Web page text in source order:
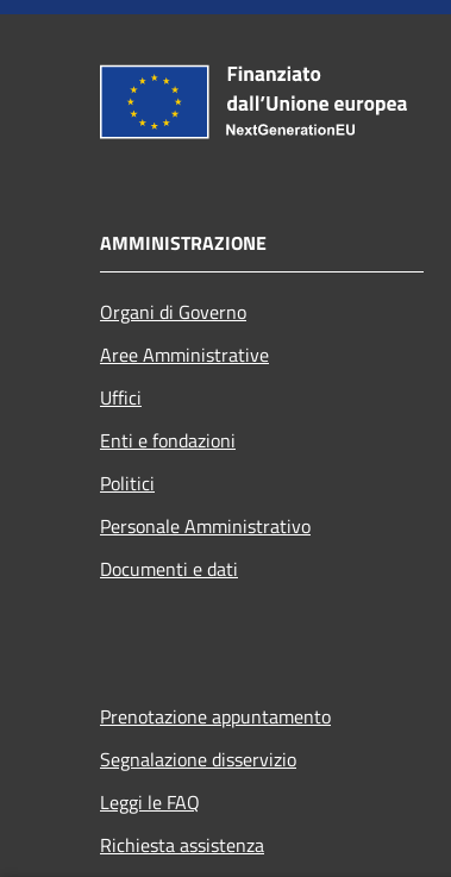
AMMINISTRAZIONE
Organi di Governo
Aree Amministrative
Uffici
Enti e fondazioni
Politici
Personale Amministrativo
Documenti e dati
Prenotazione appuntamento
Segnalazione disservizio
Leggi le FAQ
Richiesta assistenza